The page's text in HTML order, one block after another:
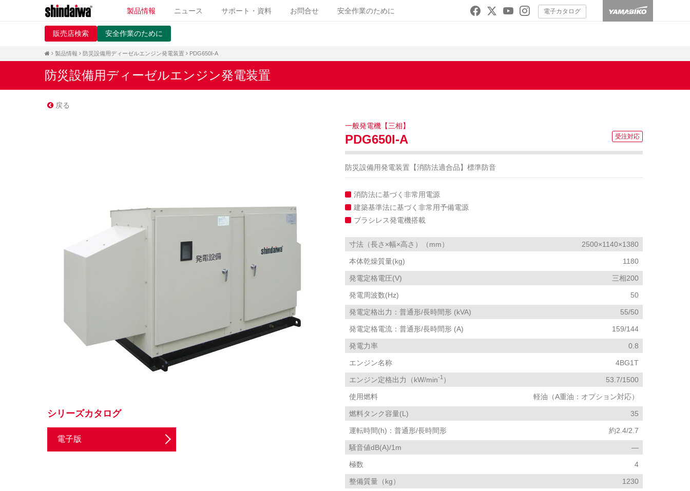
製品情報 ニュース サポート・資料 お問合せ 安全作業のために 電子カタログ
販売店検索 安全作業のために
製品情報 防災設備用ディーゼルエンジン発電装置 PDG650I-A
防災設備用ディーゼルエンジン発電装置
戻る
シリーズカタログ
電子版
一般発電機【三相】
PDG650I-A
防災設備用発電装置【消防法適合品】標準防音
消防法に基づく非常用電源
建築基準法に基づく非常用予備電源
ブラシレス発電機搭載
寸法（長さ×幅×高さ）（mm） 2500×1140×1380
本体乾燥質量(kg) 1180
発電定格電圧(V) 三相200
発電周波数(Hz) 50
発電定格出力：普通形/長時間形 (kVA) 55/50
発電定格電流：普通形/長時間形 (A) 159/144
発電力率 0.8
エンジン名称 4BG1T
エンジン定格出力（kW/min-1 ） 53.7/1500
使用燃料 軽油（A重油：オプション対応）
燃料タンク容量(L) 35
運転時間(h)：普通形/長時間形 約2.4/2.7
騒音値dB(A)/1m ―
極数 4
整備質量（kg） 1230